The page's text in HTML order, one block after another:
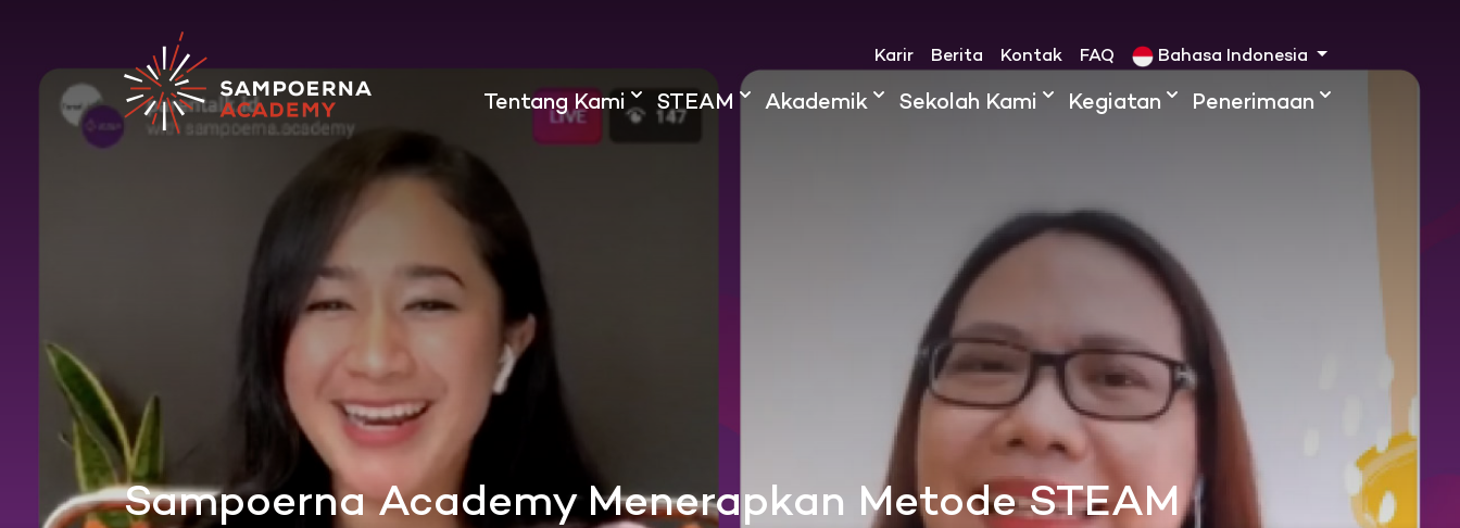
Karir Berita Kontak FAQ Bahasa Indonesia
Tentang Kami STEAM Akademik Sekolah Kami Kegiatan Penerimaan
Sampoerna Academy Menerapkan Metode STEAM